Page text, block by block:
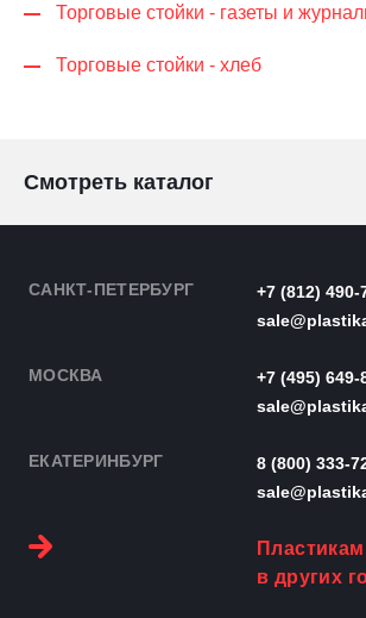
Торговые стойки - газеты и
Торговые стойки - хлеб
Смотреть каталог
САНКТ-ПЕТЕРБУРГ
+7 (812) 490-
МОСКВА
+7 (495) 649-
ЕКАТЕРИНБУРГ
8 (800) 333-
Пластикам
в других